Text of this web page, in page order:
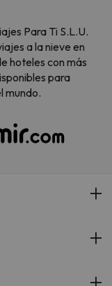
Para Ti S.L.U.
a la nieve en
hoteles con más
para
mundo.